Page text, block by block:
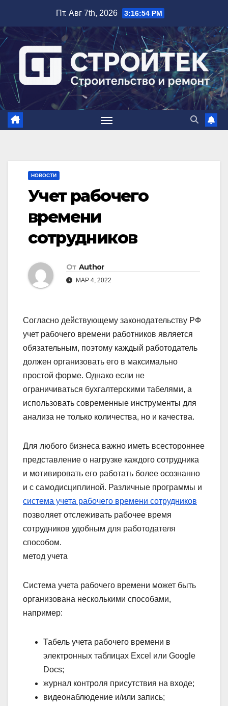
содержимому
Пт. Авг 7th, 2026 3:16:55 PM
НОВОСТИ
Учет рабочего
времени
сотрудников
От Author
МАР 4, 2022
Согласно действующему законодательству РФ
учет рабочего времени работников является
обязательным, поэтому каждый работодатель
должен организовать его в максимально
простой форме. Однако если не
ограничиваться бухгалтерскими табелями, а
использовать современные инструменты для
анализа не только количества, но и качества.
Для любого бизнеса важно иметь всестороннее
представление о нагрузке каждого сотрудника
и мотивировать его работать более осознанно
и с самодисциплиной. Различные программы и
система учета рабочего времени сотрудников
позволяет отслеживать рабочее время
сотрудников удобным для работодателя
способом.
метод учета
Система учета рабочего времени может быть
организована несколькими способами,
например:
Табель учета рабочего времени в
электронных таблицах Excel или Google
Docs;
журнал контроля присутствия на входе;
видеонаблюдение и/или запись;